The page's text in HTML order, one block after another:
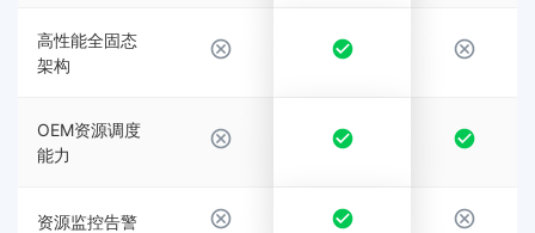
高性能全固态
架构
OEM资源调度
能力
资源监控告警